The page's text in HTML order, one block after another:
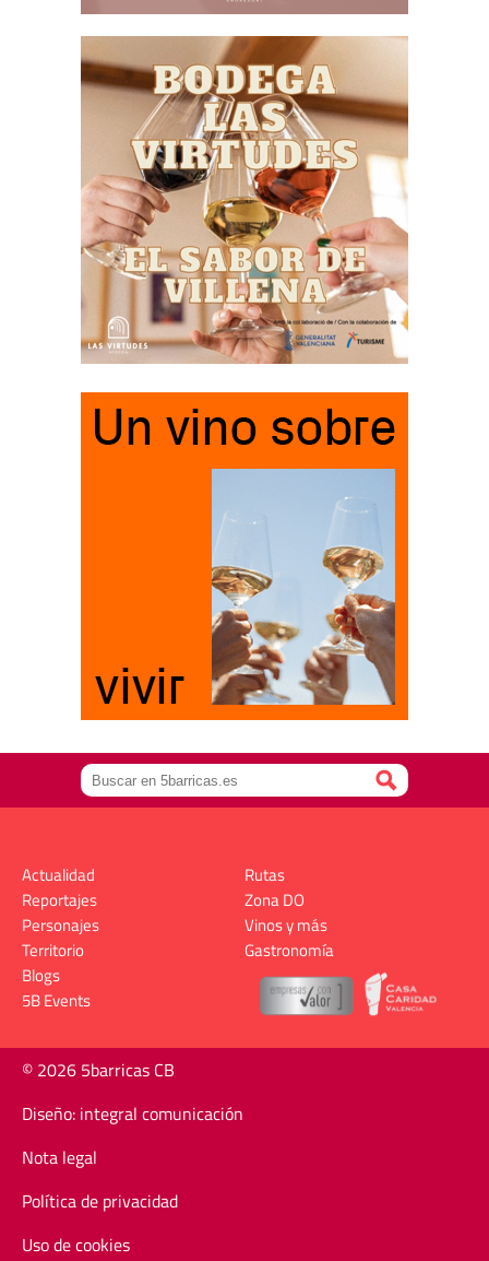
Actualidad
Reportajes
Personajes
Territorio
Rutas
Zona DO
Vinos y más
Gastronomía
Blogs
5B Events
© 2026 5barricas CB
Diseño: integral comunicación
Nota legal
Política de privacidad
Uso de cookies